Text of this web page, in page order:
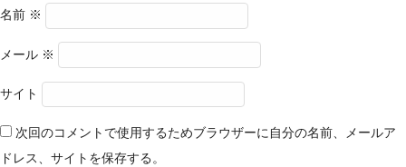
名前 ※
メール ※
サイト
次回のコメントで使用するためブラウザーに自分の名前、メールア
ドレス、サイトを保存する。